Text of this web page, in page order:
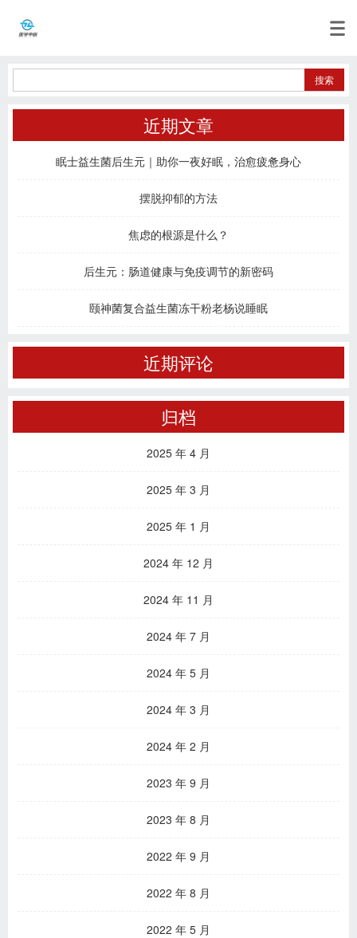
近期文章
眠士益生菌后生元｜助你一夜好眠，治愈疲惫身心
摆脱抑郁的方法
焦虑的根源是什么？
后生元：肠道健康与免疫调节的新密码
颐神菌复合益生菌冻干粉老杨说睡眠
近期评论
归档
2025 年 4 月
2025 年 3 月
2025 年 1 月
2024 年 12 月
2024 年 11 月
2024 年 7 月
2024 年 5 月
2024 年 3 月
2024 年 2 月
2023 年 9 月
2023 年 8 月
2022 年 9 月
2022 年 8 月
2022 年 5 月